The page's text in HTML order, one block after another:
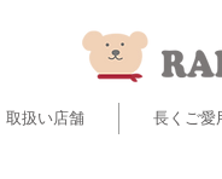
取扱い店舗 長くご愛